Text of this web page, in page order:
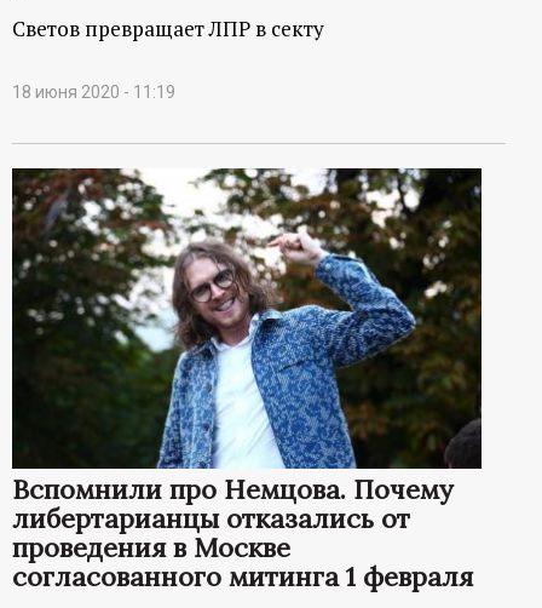
Светов превращает ЛПР в секту
18 июня 2020 - 11:19
Вспомнили про Немцова. Почему
либертарианцы отказались от
проведения в Москве
согласованного митинга 1 февраля